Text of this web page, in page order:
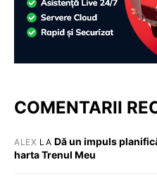
COMENTARII
ALEX LA Dă un impuls
harta Trenul Meu